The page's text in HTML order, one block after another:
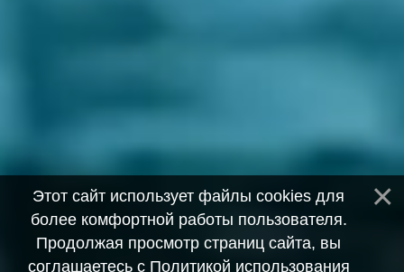
Этот сайт использует файлы cookies для
более комфортной работы пользователя.
Продолжая просмотр страниц сайта, вы
соглашаетесь с Политикой использования